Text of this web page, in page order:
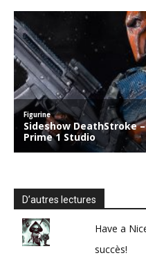
D’autres lectures
Have a
succès!